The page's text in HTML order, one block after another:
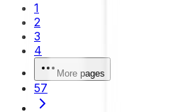
1
2
3
4
More pages
57